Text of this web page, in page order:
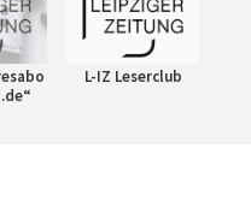
L-IZ Leserclub